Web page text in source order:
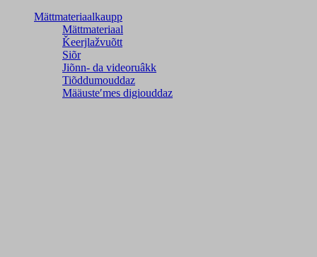
Mättmateriaalkaupp
Mättmateriaal
Ǩeerjlažvuõtt
Siõr
Jiõnn- da videoruâkk
Tiõddumouddaz
Määusteʹmes digiouddaz